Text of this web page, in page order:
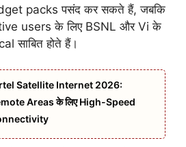
packs पसंद कर सकते हैं, जबकि
users के लिए BSNL और Vi के
साबित होते हैं।
Satellite Internet 2026:
Areas के लिए High-Speed